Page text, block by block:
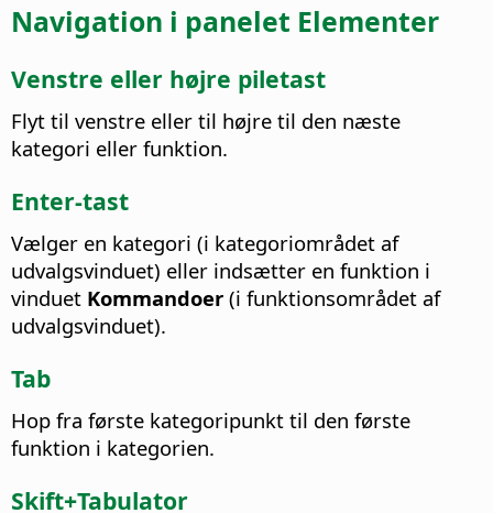
Navigation i panelet Elementer
Venstre eller højre piletast
Flyt til venstre eller til højre til den næste
kategori eller funktion.
Enter-tast
Vælger en kategori (i kategoriområdet af
udvalgsvinduet) eller indsætter en funktion i
vinduet Kommandoer (i funktionsområdet af
udvalgsvinduet).
Tab
Hop fra første kategoripunkt til den første
funktion i kategorien.
Skift+Tabulator